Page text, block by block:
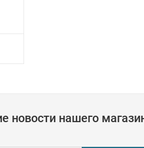
новости нашего